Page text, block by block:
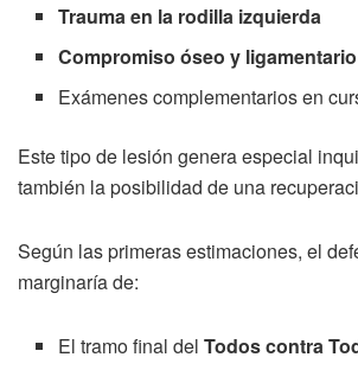
Trauma en la rodilla izquierda
Compromiso óseo y ligamentario
Exámenes complementarios en
Este tipo de lesión genera especial
también la posibilidad de una
Según las primeras estimaciones, el
marginaría de:
El tramo final delTodos contra